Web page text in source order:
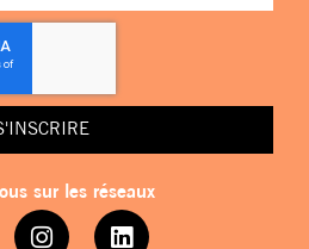
sur les réseaux